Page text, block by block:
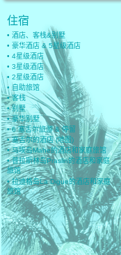
住宿
• 酒店、客栈&别墅
• 豪华酒店 & 5星级酒店
• 4星级酒店
• 3星级酒店
• 2星级酒店
• 自助旅馆
• 客栈
• 别墅
• 豪华别墅
• 6 塞舌尔旅游 & 停留
• 塞舌尔的酒店 (地图)
• 马埃岛Mahe的酒店和家庭旅馆
• 普拉斯林岛Praslin的酒店和家庭
旅馆
• 拉迪格岛La Digue的酒店和家庭
旅馆